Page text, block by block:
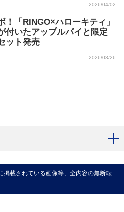
2026/04/02
！「RINGO×ハローキティ」
付いたアップルパイと限定
ット発売
2026/03/26
載されている画像等、全内容の無断転